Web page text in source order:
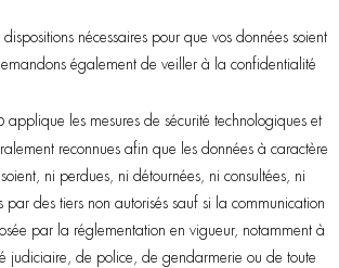
nécessaires pour que vos données soient
également de veiller à la confidentialité
applique les mesures de sécurité technologiques et
reconnues afin que les données à caractère
ni perdues, ni détournées, ni consultées, ni
des tiers non autorisés sauf si la communication
par la réglementation en vigueur, notamment à
judiciaire, de police, de gendarmerie ou de toute